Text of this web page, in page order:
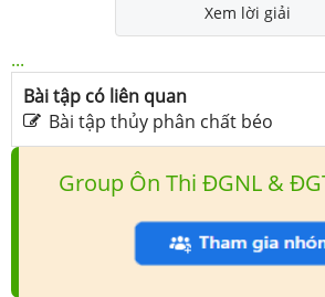
Xem lời giải
...
Bài tập có liên quan
Bài tập thủy phân chất béo
Group Ôn Thi ĐGNL &